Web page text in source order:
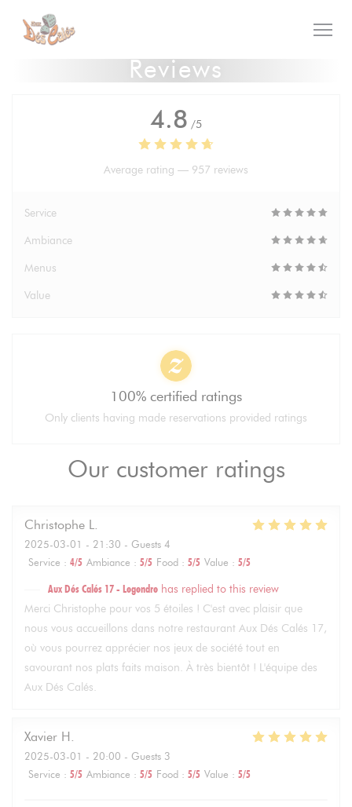
Personalizing your cookie choices
Reviews
Our customer ratings
Christophe L
2025-03-01 - 21:30 - Guests 4
Service : 4/5 Ambiance : 5/5 Food : 5/5 Value : 5/5
Aux Dés Calés 17 - Legendre has replied to this review
Merci Christophe pour vos 5 étoiles ! C'est avec plaisir que
nous vous accueillons dans notre restaurant Aux Dés Calés 17,
où vous pourrez apprécier nos jeux de société tout en
savourant nos plats faits maison. À très bientôt ! L'équipe des
Aux Dés Calés.
Xavier H
2025-03-01 - 20:00 - Guests 3
Service : 5/5 Ambiance : 5/5 Food : 5/5 Value : 5/5
4.8 /5
Average rating — 957 reviews
Service
Ambiance
Menus
Value
100% certified ratings
Only clients having made reservations provided ratings